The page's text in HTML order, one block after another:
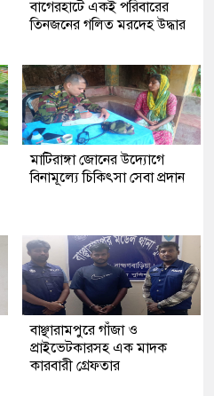
‎বাগেরহাটে একই পরিবারের
তিনজনের গলিত মরদেহ উদ্ধার
মাটিরাঙ্গা জোনের উদ্যোগে
বিনামূল্যে চিকিৎসা সেবা প্রদান
বাঞ্ছারামপুরে গাঁজা ও
প্রাইভেটকারসহ এক মাদক
কারবারী গ্রেফতার